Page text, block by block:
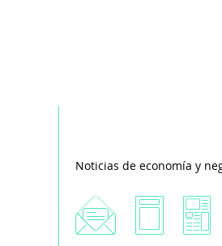
Noticias de economía y